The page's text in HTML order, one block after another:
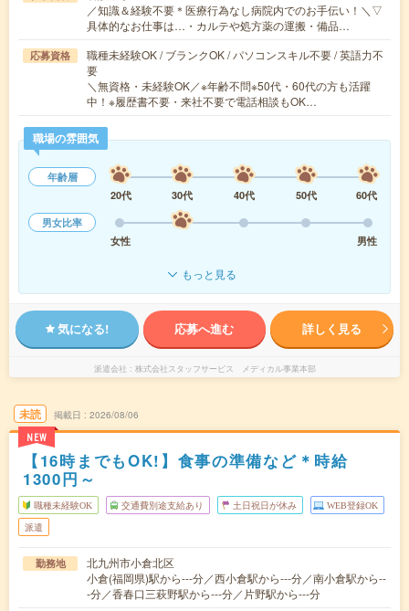
／知識＆経験不要＊医療行為なし病院内でのお手伝い！＼▽
具体的なお仕事は…・カルテや処方薬の運搬・備品…
応募資格
職種未経験OK / ブランクOK / パソコンスキル不要 / 英語力不
要
＼無資格・未経験OK／※年齢不問※50代・60代の方も活躍
中！※履歴書不要・来社不要で電話相談もOK…
職場の雰囲気
年齢層
20代
30代 40代 50代
60代
男女比率
女性
男性
もっと見る
気になる! 応募へ進む 詳しく見る
派遣会社 株式会社スタッフサービス メディカル事業本部
未読
NEW
掲載日 2026/08/06
【16時までもOK!】食事の準備など＊時給
1300円～
職種未経験OK 交通費別途支給あり 土日祝日が休み WEB登録OK
派遣
勤務地
北九州市小倉北区
小倉(福岡県)駅から---分／西小倉駅から---分／南小倉駅から--
-分／香春口三萩野駅から---分／片野駅から---分